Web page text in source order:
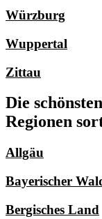
Würzburg
Wuppertal
Zittau
Die
Regionen
Allgäu
Bayerischer
Bergisches Land